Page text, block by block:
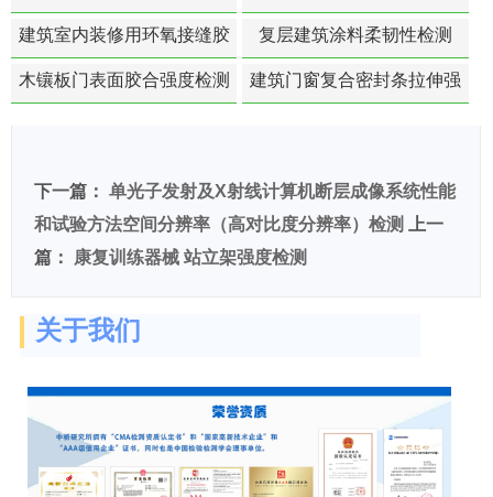
白活性检测
建筑室内装修用环氧接缝胶
苯含量检测
复层建筑涂料柔韧性检测
木镶板门表面胶合强度检测
建筑门窗复合密封条拉伸强
下一篇： 单光子发射及X射线计算机断层成像系统性能
和试验方法空间分辨率（高对比度分辨率）检测
上一
篇：
康复训练器械 站立架强度检测
关于我们